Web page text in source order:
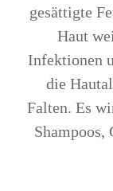
gesättigte
Haut
Infektionen
die
Falten. Es
Shampoos,